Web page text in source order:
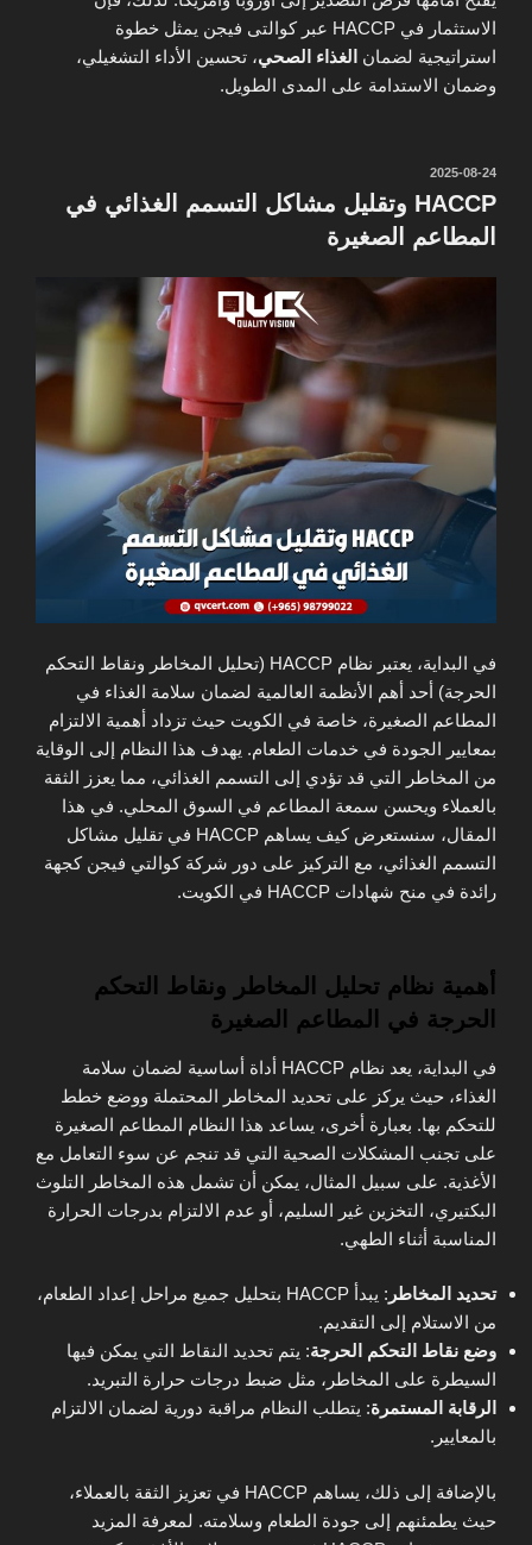
الاستثمار في HACCP عبر كوالتى فيجن يمثل خطوة
استراتيجية لضمان الغذاء الصحي، تحسين الأداء التشغيلي،
وضمان الاستدامة على المدى الطويل.
نُشر
في
2025-08-24
HACCP وتقليل مشاكل التسمم الغذائي في
المطاعم الصغيرة
في البداية، يعتبر نظام HACCP (تحليل المخاطر ونقاط التحكم
الحرجة) أحد أهم الأنظمة العالمية لضمان سلامة الغذاء في
المطاعم الصغيرة، خاصة في الكويت حيث تزداد أهمية الالتزام
بمعايير الجودة في خدمات الطعام. يهدف هذا النظام إلى الوقاية
من المخاطر التي قد تؤدي إلى التسمم الغذائي، مما يعزز الثقة
بالعملاء ويحسن سمعة المطاعم في السوق المحلي. في هذا
المقال، سنستعرض كيف يساهم HACCP في تقليل مشاكل
التسمم الغذائي، مع التركيز على دور شركة كوالتي فيجن كجهة
رائدة في منح شهادات HACCP في الكويت.
أهمية نظام تحليل المخاطر ونقاط التحكم
الحرجة في المطاعم الصغيرة
في البداية، يعد نظام HACCP أداة أساسية لضمان سلامة
الغذاء، حيث يركز على تحديد المخاطر المحتملة ووضع خطط
للتحكم بها. بعبارة أخرى، يساعد هذا النظام المطاعم الصغيرة
على تجنب المشكلات الصحية التي قد تنجم عن سوء التعامل مع
الأغذية. على سبيل المثال، يمكن أن تشمل هذه المخاطر التلوث
البكتيري، التخزين غير السليم، أو عدم الالتزام بدرجات الحرارة
المناسبة أثناء الطهي.
تحديد المخاطر
: يبدأ HACCP بتحليل جميع مراحل إعداد الطعام،
من الاستلام إلى التقديم.
وضع نقاط التحكم الحرجة: يتم تحديد النقاط التي يمكن فيها
السيطرة على المخاطر، مثل ضبط درجات حرارة التبريد.
الرقابة المستمرة: يتطلب النظام مراقبة دورية لضمان الالتزام
بالمعايير.
بالإضافة إلى ذلك، يساهم HACCP في تعزيز الثقة بالعملاء،
حيث يطمئنهم إلى جودة الطعام وسلامته. لمعرفة المزيد